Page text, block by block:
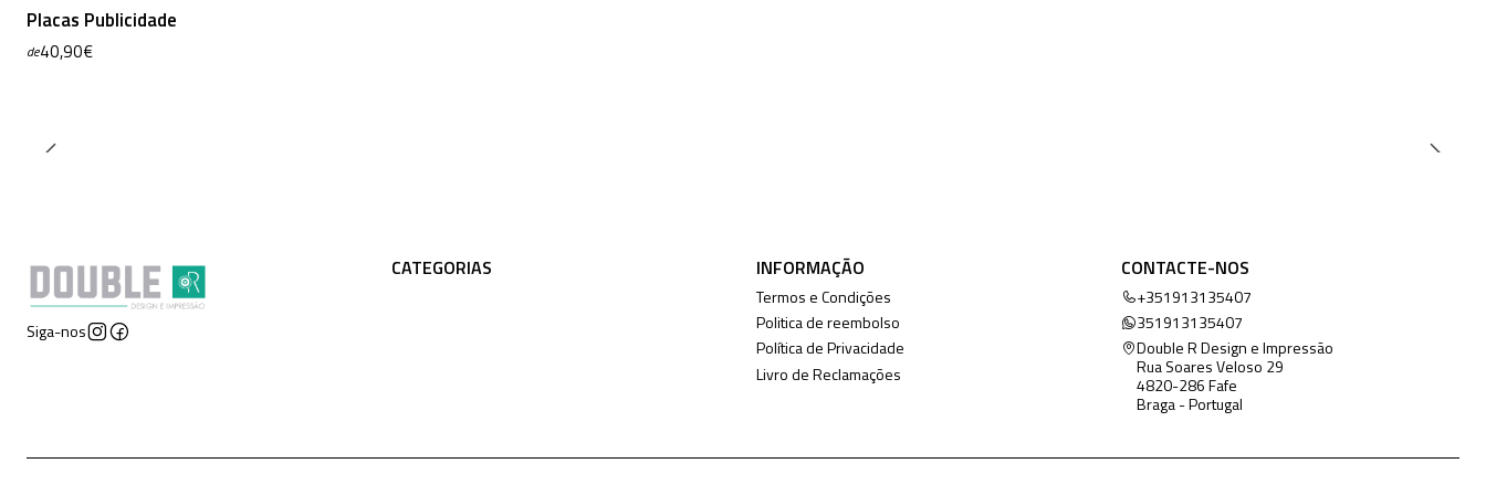
Placas Publicidade
de40,90€
Siga-nos
CATEGORIAS INFORMAÇÃO
Termos e Condições
Politica de reembolso
Política de Privacidade
Livro de Reclamações
CONTACTE-NOS
+351913135407
351913135407
Double R Design e Impressão
Rua Soares Veloso 29
4820-286 Fafe
Braga - Portugal